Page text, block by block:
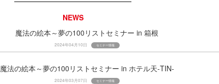
NEWS
魔法の絵本～夢の100リストセミナー in 箱根
2024年04月10日 セミナー情報
魔法の絵本～夢の100リストセミナー in ホテル天-TIN-
2024年03月07日 セミナー情報